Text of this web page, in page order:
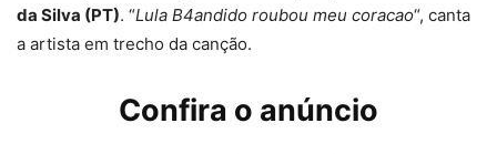
da Silva (PT). “Lula B4andido roubou meu coracao“, canta
a artista em trecho da canção.
Confira o anúncio